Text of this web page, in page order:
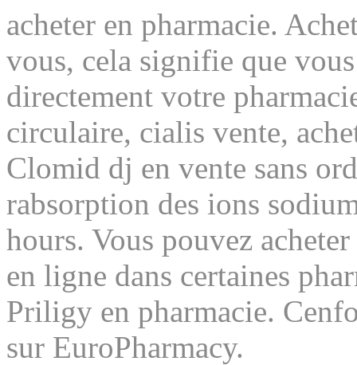
acheter en pharmacie.
vous, cela signifie que
directement votre
circulaire, cialis vente,
Clomid dj en vente sans
rabsorption des ions
hours. Vous pouvez
en ligne dans certaines
Priligy en pharmacie.
sur EuroPharmacy.